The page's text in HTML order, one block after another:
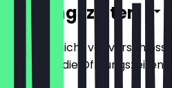
Öffnungszeiten
Damit du nicht vor
halten wir die Öffnungszeiten